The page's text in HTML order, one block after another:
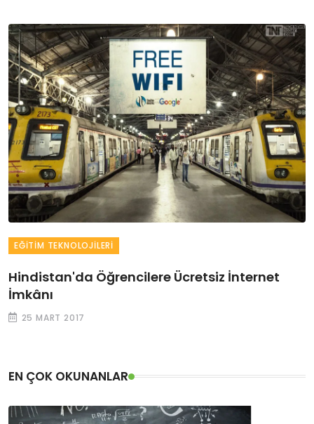
EĞITIM TEKNOLOJILERI
Hindistan'da Öğrencilere Ücretsiz İnternet
İmkânı
25 MART 2017
EN ÇOK OKUNANLAR